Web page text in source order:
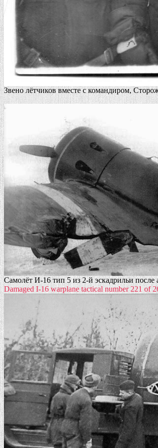
Звено лётчиков вместе с командиром,
Самолёт И-16 тип 5 из 2-й эскадрильи
Damaged I-16 warplane tactical number 221 of